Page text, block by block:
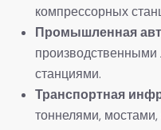
компрессорных
​Промышленная
станциями.
​Транспортная
тоннелями,